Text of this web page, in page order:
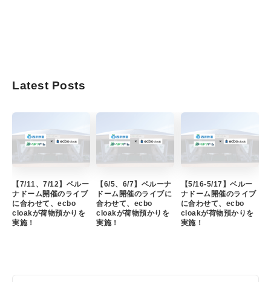
Latest Posts
【7/11、7/12】ベルー
ナドーム開催のライブ
に合わせて、ecbo
cloakが荷物預かりを
実施！
【6/5、6/7】ベルーナ
ドーム開催のライブに
合わせて、ecbo
cloakが荷物預かりを
実施！
【5/16-5/17】ベルー
ナドーム開催のライブ
に合わせて、ecbo
cloakが荷物預かりを
実施！